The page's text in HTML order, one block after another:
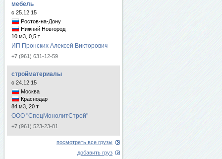
мебель
с 25.12.15
Ростов-на-Дону
Нижний Новгород
10 м3, 0,5 т
ИП Пронских Алексей Викторович
+7 (961) 631-12-59
стройматериалы
с 24.12.15
Москва
Краснодар
84 м3, 20 т
ООО "СпецМонолитСтрой"
+7 (961) 523-23-81
посмотреть все грузы
добавить груз